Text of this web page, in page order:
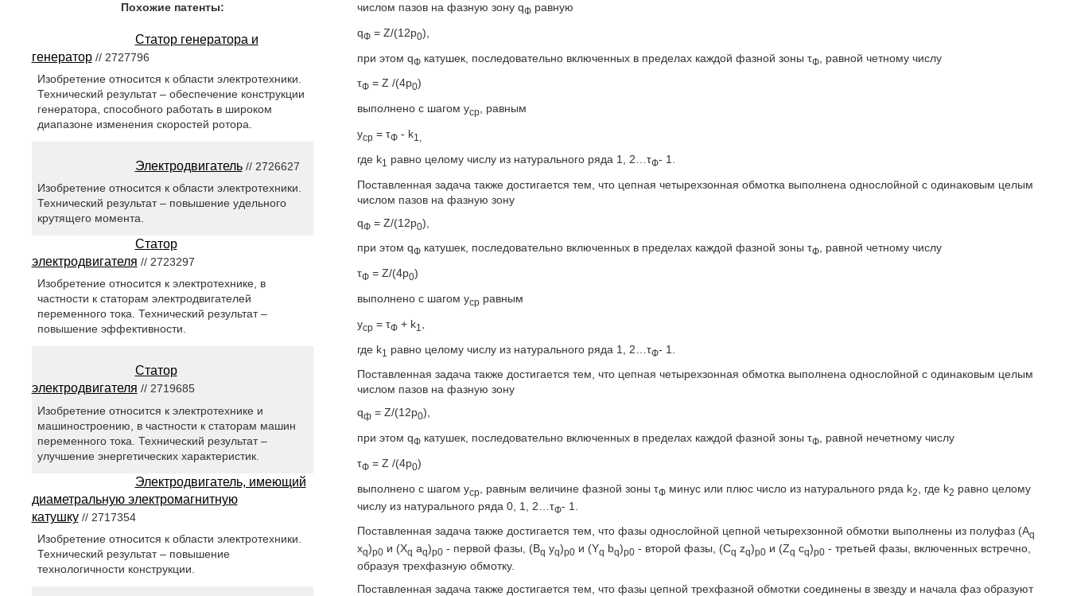
числом пазов на фазную зону qФ равную
qФ = Z/(12p0),
при этом qФ катушек, последовательно включенных в пределах каждой фазной зоны τФ
, равной четному числу
τФ = Z /(4р0)
выполнено с шагом уср, равным
уср = τФ - k1,
где k1 равно целому числу из натурального ряда 1, 2…τФ- 1.
Поставленная задача также достигается тем, что цепная четырехзонная обмотка выполнена однослойной с одинаковым целым
числом пазов на фазную зону
qФ = Z/(12p0),
при этом qФ катушек, последовательно включенных в пределах каждой фазной зоны τФ, равной четному числу
τФ = Z/(4p0)
выполнено с шагом уср равным
уср = τФ + k1
где k1 равно целому числу из натурального ряда 1, 2…τФ- 1.
Поставленная задача также достигается тем, что цепная четырехзонная обмотка выполнена однослойной с одинаковым целым
числом пазов на фазную зону
qф = Z/(12p0),
при этом qФ катушек, последовательно включенных в пределах каждой фазной зоны τФ
, равной нечетному числу
τФ = Z /(4р0)
выполнено с шагом уср , равным величине фазной зоны τФ минус или плюс число из натурального ряда k2 , где k2 равно целому
числу из натурального ряда 0, 1, 2…τФ- 1.
Поставленная задача также достигается тем, что фазы однослойной цепной четырехзонной обмотки выполнены из полуфаз (Aq
xq)p0 и (Xq aq)p0 - первой фазы, (Bq yq)p0 и (Yq bq)p0 - второй фазы, (Cq zq)p0 и (Zq cq)p0 - третьей фазы, включенных встречно,
образуя трехфазную обмотку.
Поставленная задача также достигается тем, что фазы цепной трехфазной обмотки соединены в звезду и начала фаз образуют
Похожие патенты:
Статор генератора и
генератор// 2727796
Изобретение относится к области электротехники.
Технический результат – обеспечение конструкции
генератора, способного работать в широком
диапазоне изменения скоростей ротора.
Электродвигатель// 2726627
Изобретение относится к области электротехники.
Технический результат – повышение удельного
крутящего момента.
Статор
электродвигателя // 2723297
Изобретение относится к электротехнике, в
частности к статорам электродвигателей
переменного тока. Технический результат –
повышение эффективности.
Статор
электродвигателя // 2719685
Изобретение относится к электротехнике и
машиностроению, в частности к статорам машин
переменного тока. Технический результат –
улучшение энергетических характеристик.
Электродвигатель, имеющий
диаметральную электромагнитную
катушку// 2717354
Изобретение относится к области электротехники.
Технический результат – повышение
технологичности конструкции.